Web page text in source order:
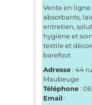
Vente en ligne
absorbants,
entretien,
hygiène et
textile et
barefoot
Adresse: 44
Maubeuge
Téléphone:
Email :